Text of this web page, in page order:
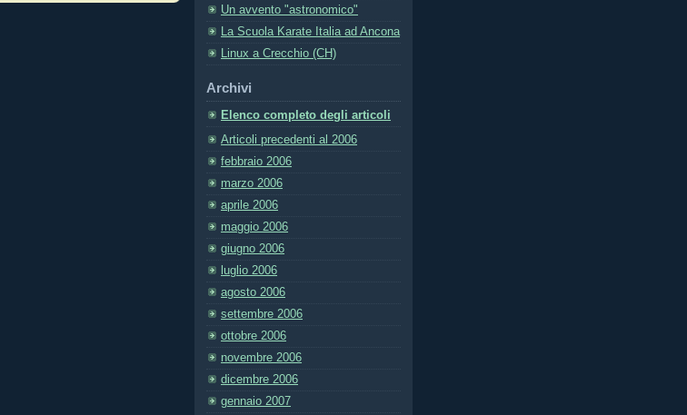
Un avvento "astronomico"
La Scuola Karate Italia ad Ancona
Linux a Crecchio (CH)
Archivi
Elenco completo degli articoli
Articoli precedenti al 2006
febbraio 2006
marzo 2006
aprile 2006
maggio 2006
giugno 2006
luglio 2006
agosto 2006
settembre 2006
ottobre 2006
novembre 2006
dicembre 2006
gennaio 2007